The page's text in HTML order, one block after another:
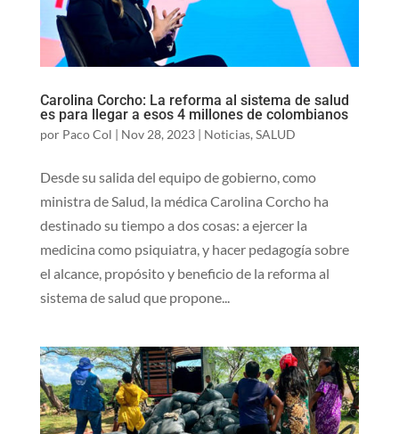
Carolina Corcho: La reforma al sistema de salud
es para llegar a esos 4 millones de colombianos
por Paco Col | Nov 28, 2023| Noticias, SALUD
Desde su salida del equipo de gobierno, como
ministra de Salud, la médica Carolina Corcho ha
destinado su tiempo a dos cosas: a ejercer la
medicina como psiquiatra, y hacer pedagogía sobre
el alcance, propósito y beneficio de la reforma al
sistema de salud que propone...